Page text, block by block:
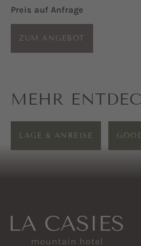
Preis auf Anfrage
ZUM ANGEBOT
MEHR
LAGE & ANREISE